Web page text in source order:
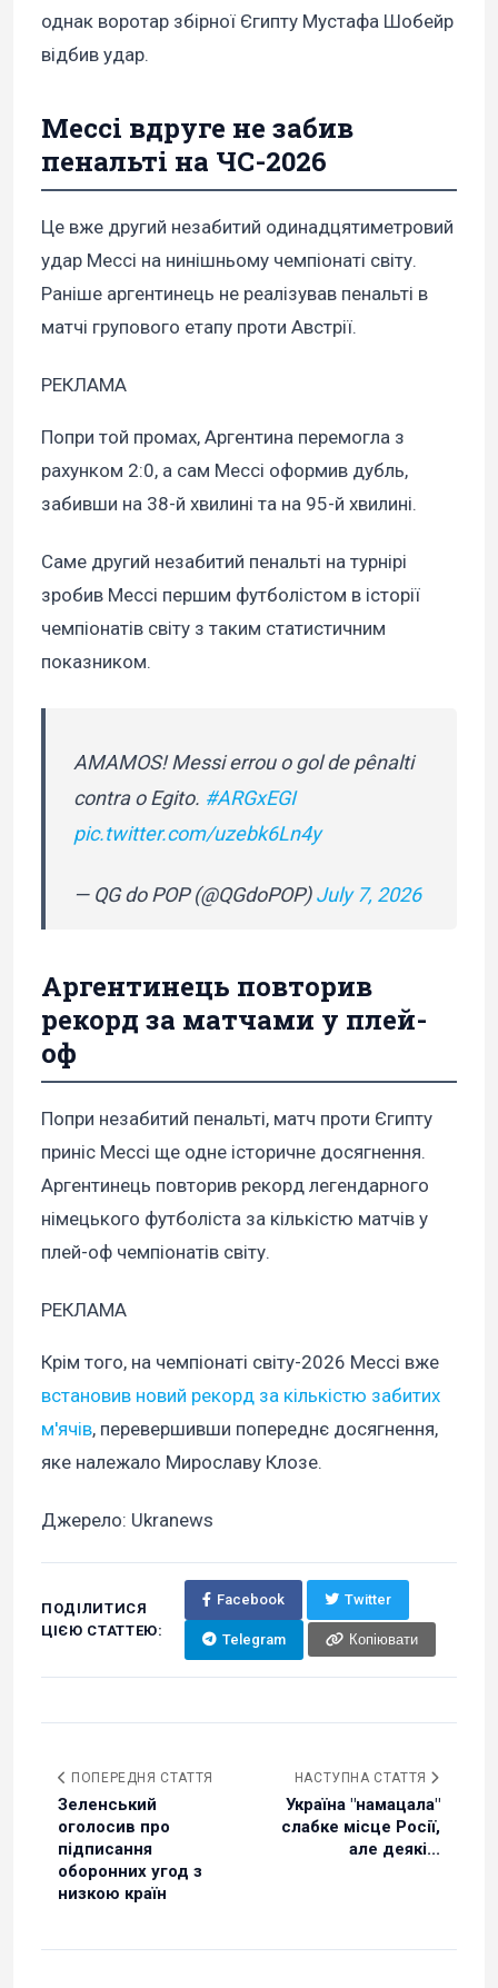
однак воротар збірної Єгипту Мустафа Шобейр
відбив удар.
Мессі вдруге не забив
пенальті на ЧС-2026
Це вже другий незабитий одинадцятиметровий
удар Мессі на нинішньому чемпіонаті світу.
Раніше аргентинець не реалізував пенальті в
матчі групового етапу проти Австрії.
РЕКЛАМА
Попри той промах, Аргентина перемогла з
рахунком 2:0, а сам Мессі оформив дубль,
забивши на 38-й хвилині та на 95-й хвилині.
Саме другий незабитий пенальті на турнірі
зробив Мессі першим футболістом в історії
чемпіонатів світу з таким статистичним
показником.
AMAMOS! Messi errou o gol de pênalti
contra o Egito. #ARGxEGI
pic.twitter.com/uzebk6Ln4y
— QG do POP (@QGdoPOP)July 7, 2026
Аргентинець повторив
рекорд за матчами у плей-
оф
Попри незабитий пенальті, матч проти Єгипту
приніс Мессі ще одне історичне досягнення.
Аргентинець повторив рекорд легендарного
німецького футболіста за кількістю матчів у
плей-оф чемпіонатів світу.
РЕКЛАМА
Крім того, на чемпіонаті світу-2026 Мессі вже
встановив новий рекорд за кількістю забитих
м'ячів, перевершивши попереднє досягнення,
яке належало Мирославу Клозе.
Джерело: Ukranews
ПОДІЛИТИСЯ
ЦІЄЮ СТАТТЕЮ:
Facebook Twitter
Telegram Копіювати
ПОПЕРЕДНЯ СТАТТЯ
Зеленський
оголосив про
підписання
оборонних угод з
низкою країн
НАСТУПНА СТАТТЯ
Україна "намацала"
слабке місце Росії,
але деякі...